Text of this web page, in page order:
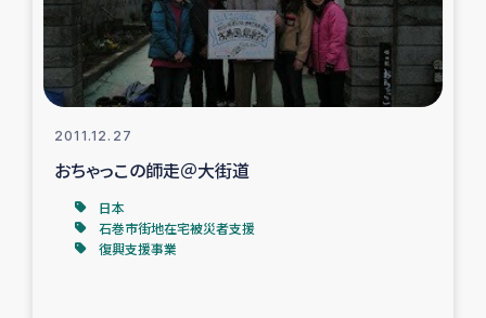
2011.12.27
おちゃっこの師走＠大街道
日本
石巻市街地在宅被災者支援
復興支援事業